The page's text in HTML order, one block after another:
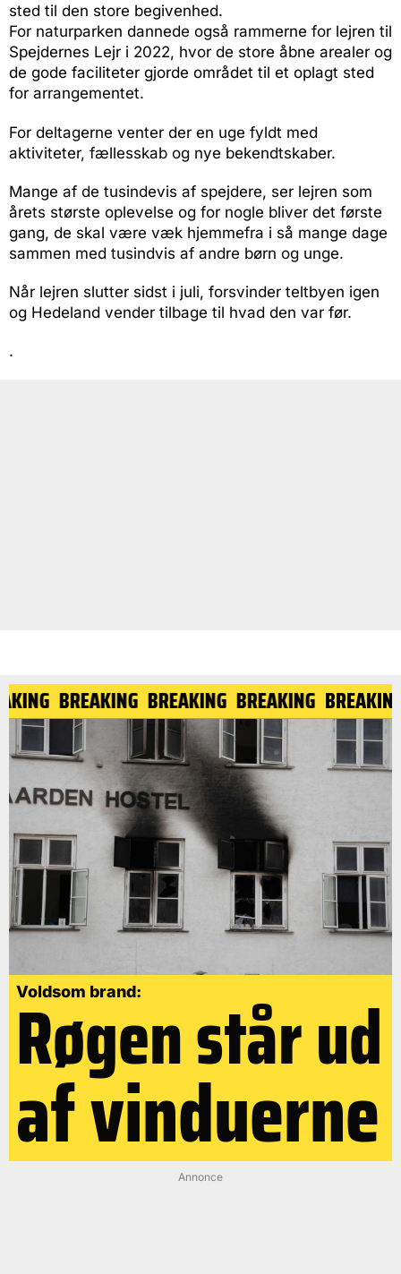
sted til den store begivenhed.
For naturparken dannede også rammerne for lejren til
Spejdernes Lejr i 2022, hvor de store åbne arealer og
de gode faciliteter gjorde området til et oplagt sted
for arrangementet.
For deltagerne venter der en uge fyldt med
aktiviteter, fællesskab og nye bekendtskaber.
Mange af de tusindevis af spejdere, ser lejren som
årets største oplevelse og for nogle bliver det første
gang, de skal være væk hjemmefra i så mange dage
sammen med tusindvis af andre børn og unge.
Når lejren slutter sidst i juli, forsvinder teltbyen igen
og Hedeland vender tilbage til hvad den var før.
.
BREAKING BREAKING BREAKING
Voldsom brand:
Røgen står ud
af vinduerne
Annonce